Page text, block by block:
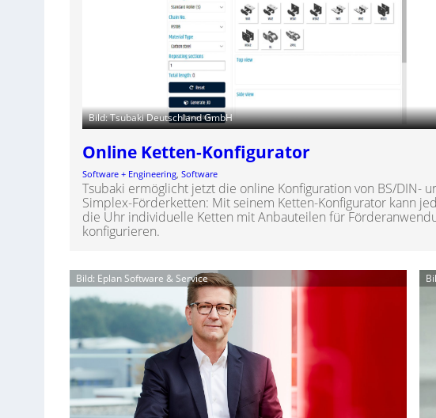
Bild: Tsubaki Deutschland GmbH
Online Ketten-Konfigurator
Software + Engineering, Software
Tsubaki ermöglicht jetzt die online Konfiguration von BS/DIN-
Simplex-Förderketten: Mit seinem Ketten-Konfigurator kann
die Uhr individuelle Ketten mit Anbauteilen für
konfigurieren.
Bild: Eplan Software & Service